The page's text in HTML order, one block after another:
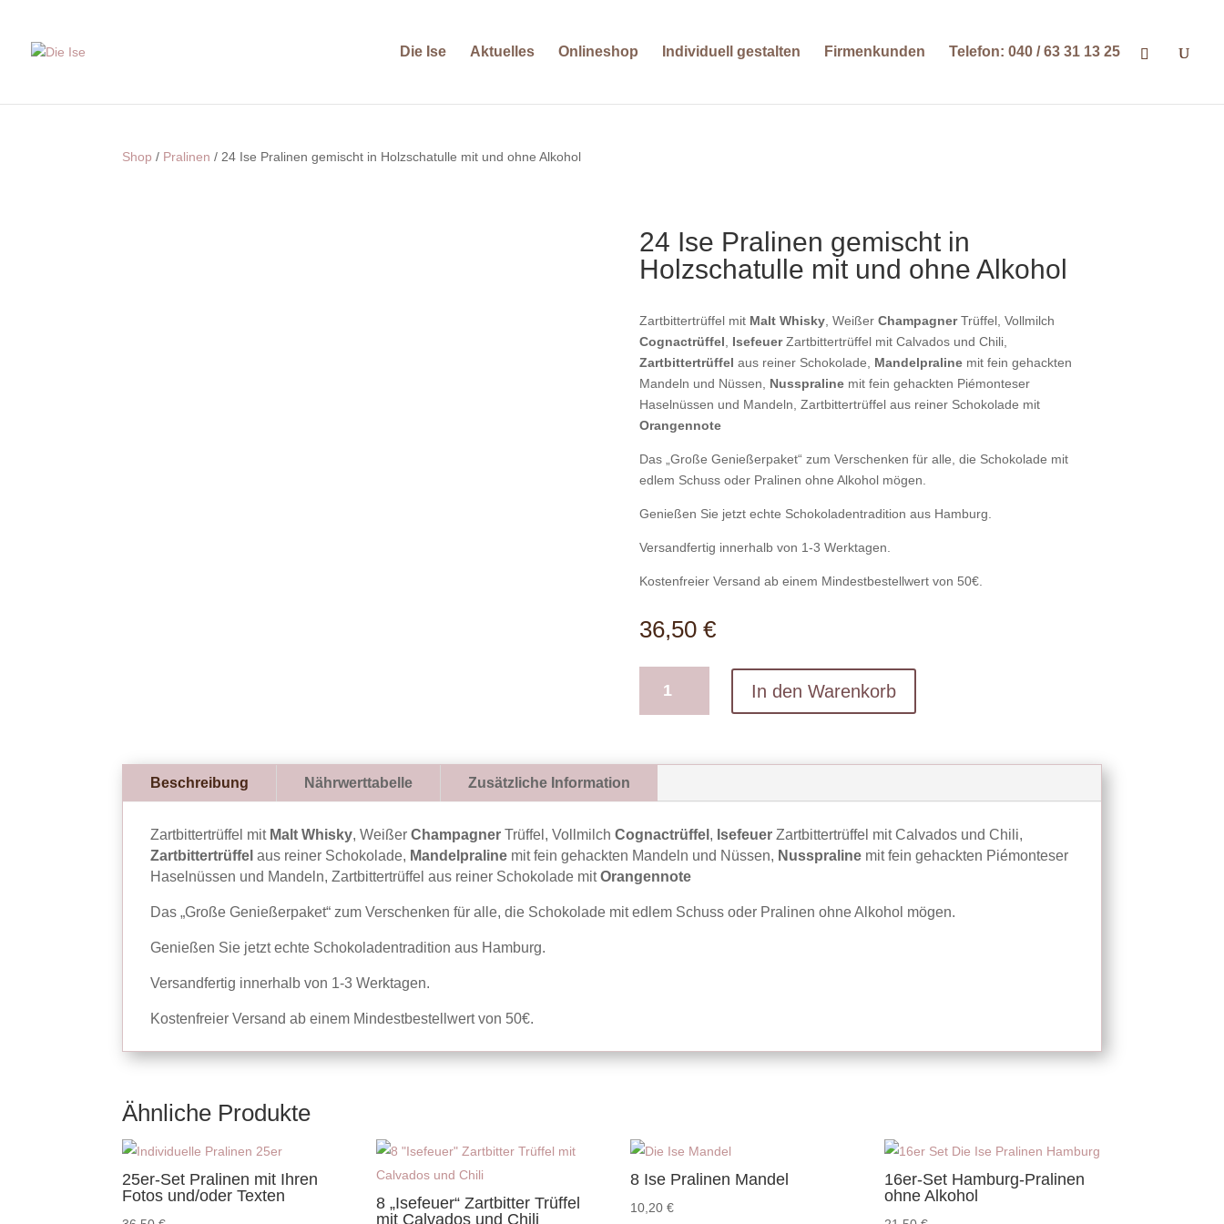
Die Ise Aktuelles Onlineshop Individuell gestalten Firmenkunden Telefon: 040 / 63 31 13 25
Shop / Pralinen / 24 Ise Pralinen gemischt in Holzschatulle mit und ohne Alkohol
24 Ise Pralinen gemischt in
Holzschatulle mit und ohne Alkohol
Zartbittertrüffel mitMalt Whisky, Weißer ChampagnerTrüffel, Vollmilch
Cognactrüffel
IsefeuerZartbittertrüffel mit Calvados und Chili,
Zartbittertrüffel aus reiner Schokolade, Mandelpralinemit fein gehackten
Mandeln und Nüssen, Nusspralinemit fein gehackten Piémonteser
Haselnüssen und Mandeln, Zartbittertrüffel aus reiner Schokolade mit
Orangennote
Das „Große Genießerpaket“ zum Verschenken für alle, die Schokolade mit
edlem Schuss oder Pralinen ohne Alkohol mögen.
Genießen Sie jetzt echte Schokoladentradition aus Hamburg.
Versandfertig innerhalb von 1-3 Werktagen.
Kostenfreier Versand ab einem Mindestbestellwert von 50€.
36,50 €
Pralinen
mit
ohne
Alkohol
Menge
In den Warenkorb
Beschreibung Nährwerttabelle Zusätzliche Information
Zartbittertrüffel mitMalt Whisky, WeißerChampagner Trüffel, VollmilchCognactrüffel , Isefeuer Zartbittertrüffel mit Calvados und Chili,
Zartbittertrüffel aus reiner Schokolade, Mandelpraline mit fein gehackten Mandeln und Nüssen, Nusspraline mit fein gehackten Piémonteser
Haselnüssen und Mandeln, Zartbittertrüffel aus reiner Schokolade mitOrangennote
Das „Große Genießerpaket“ zum Verschenken für alle, die Schokolade mit edlem Schuss oder Pralinen ohne Alkohol mögen.
Genießen Sie jetzt echte Schokoladentradition aus Hamburg.
Versandfertig innerhalb von 1-3 Werktagen.
Kostenfreier Versand ab einem Mindestbestellwert von 50€.
Ähnliche Produkte
25er-Set Pralinen mit Ihren
Fotos und/oder Texten
8 „Isefeuer“ Zartbitter Trüffel
mit Calvados und Chili
8 Ise Pralinen Mandel
10,20€
16er-Set Hamburg-Pralinen
ohne Alkohol